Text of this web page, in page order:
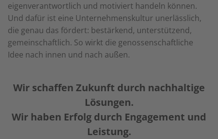
eigenverantwortlich und motiviert handeln können.
Und dafür ist eine Unternehmenskultur unerlässlich,
die genau das fördert: bestärkend, unterstützend,
gemeinschaftlich. So wirkt die genossenschaftliche
Idee nach innen und nach außen.
Wir schaffen Zukunft durch nachhaltige
Lösungen.
Wir haben Erfolg durch Engagement und
Leistung.